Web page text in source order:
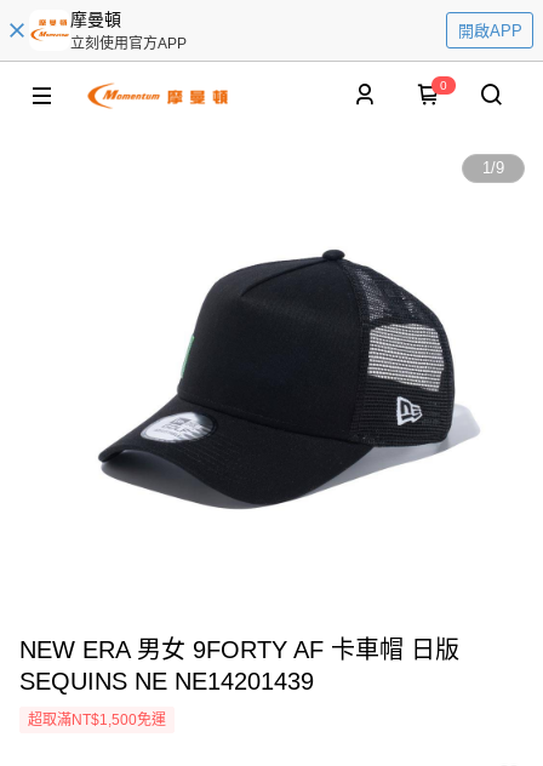
摩曼頓
立刻使用官方APP
開啟APP
0
1/9
NEW ERA 男女 9FORTY AF 卡車帽 日版
SEQUINS NE NE14201439
超取滿NT$1,500免運